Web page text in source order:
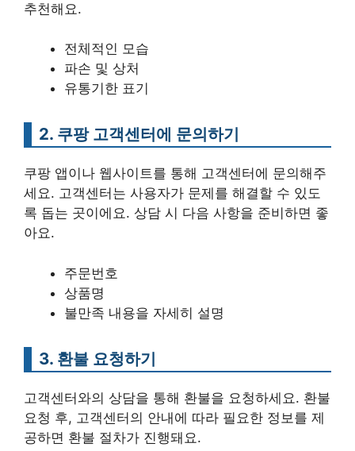
추천해요.
전체적인 모습
파손 및 상처
유통기한 표기
2. 쿠팡 고객센터에 문의하기
쿠팡 앱이나 웹사이트를 통해 고객센터에 문의해주
세요. 고객센터는 사용자가 문제를 해결할 수 있도
록 돕는 곳이에요. 상담 시 다음 사항을 준비하면 좋
아요.
주문번호
상품명
불만족 내용을 자세히 설명
3. 환불 요청하기
고객센터와의 상담을 통해 환불을 요청하세요. 환불
요청 후, 고객센터의 안내에 따라 필요한 정보를 제
공하면 환불 절차가 진행돼요.